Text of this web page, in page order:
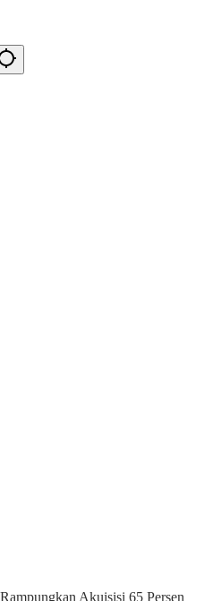
Akuisisi 65 Persen